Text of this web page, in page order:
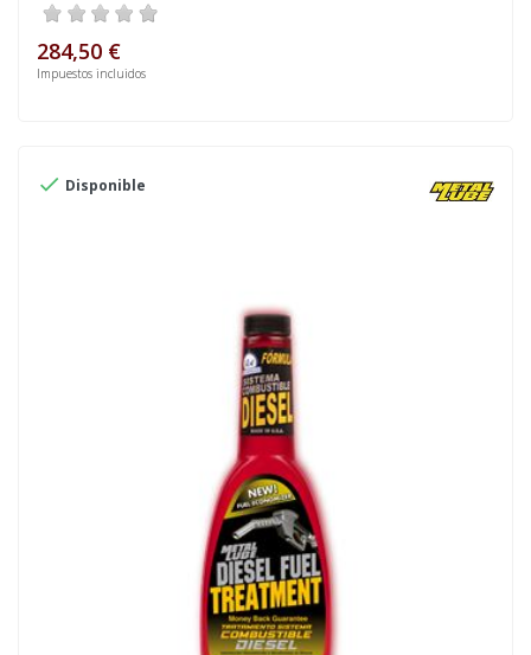
284,50 €
Impuestos incluidos
 Disponible